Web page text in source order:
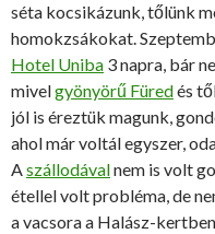
séta kocsikázunk, tőlünk
homokzsákokat.
Hotel Uniba 3 napra, bár
mivelgyönyörű Füredés
jól is éreztük magunk,
ahol már voltál egyszer,
Aszállodávalnem is volt
étellel volt probléma, de
a vacsora a Halász-